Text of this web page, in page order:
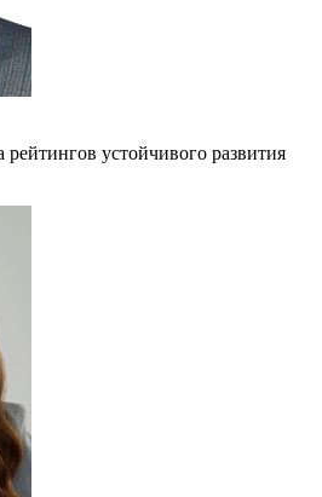
устойчивого развития